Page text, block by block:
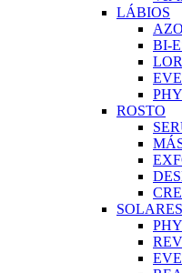
LÁBIOS
BI-
ROSTO
SOLARES